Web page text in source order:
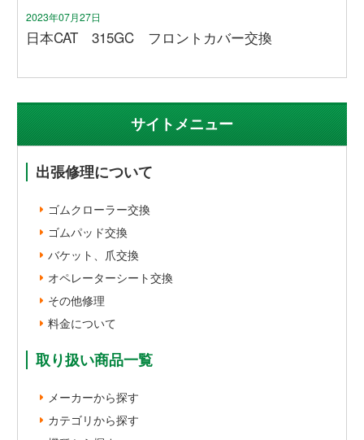
2023年07月27日
日本CAT 315GC フロントカバー交換
サイトメニュー
出張修理について
ゴムクローラー交換
ゴムパッド交換
バケット、爪交換
オペレーターシート交換
その他修理
料金について
取り扱い商品一覧
メーカーから探す
カテゴリから探す